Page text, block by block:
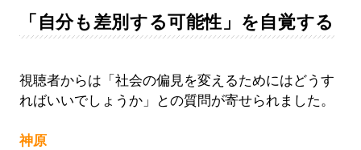
「自分も差別する可能性」を自覚する
視聴者からは「社会の偏見を変えるためにはどうす
ればいいでしょうか」との質問が寄せられました。
神原